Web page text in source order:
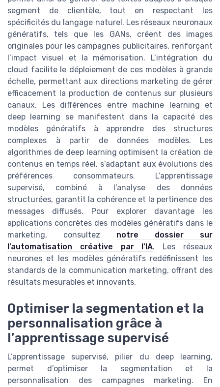
segment de clientèle, tout en respectant les
spécificités du langage naturel. Les réseaux neuronaux
génératifs, tels que les GANs, créent des images
originales pour les campagnes publicitaires, renforçant
l’impact visuel et la mémorisation. L’intégration du
cloud facilite le déploiement de ces modèles à grande
échelle, permettant aux directions marketing de gérer
efficacement la production de contenus sur plusieurs
canaux. Les différences entre machine learning et
deep learning se manifestent dans la capacité des
modèles génératifs à apprendre des structures
complexes à partir de données modèles. Les
algorithmes de deep learning optimisent la création de
contenus en temps réel, s’adaptant aux évolutions des
préférences consommateurs. L’apprentissage
supervisé, combiné à l’analyse des données
structurées, garantit la cohérence et la pertinence des
messages diffusés. Pour explorer davantage les
applications concrètes des modèles génératifs dans le
marketing, consultez notre dossier sur
l’automatisation créative par l’IA. Les réseaux
neurones et les modèles génératifs redéfinissent les
standards de la communication marketing, offrant des
résultats mesurables et innovants.
Optimiser la segmentation et la
personnalisation grâce à
l’apprentissage supervisé
L’apprentissage supervisé, pilier du deep learning,
permet d’optimiser la segmentation et la
personnalisation des campagnes marketing. En